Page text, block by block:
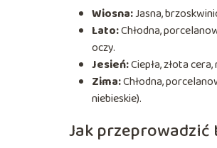
Wiosna:Jasna,
Lato:Chłodna,
oczy.
Jesień:Ciepła, złota
Zima:Chłodna,
niebieskie).
Jak